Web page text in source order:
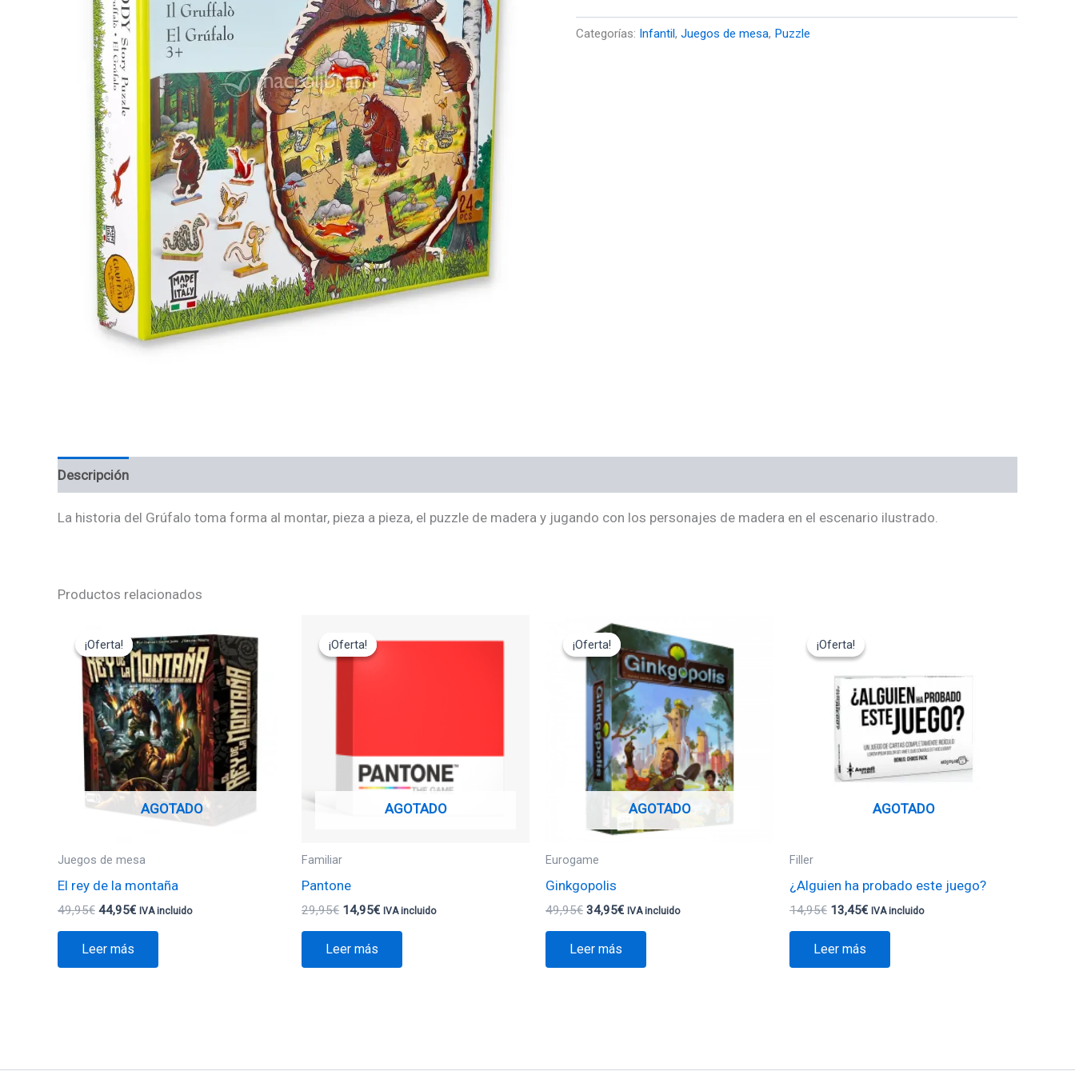
Categorías: Infantil, Juegos de mesa, Puzzle
Descripción
La historia del Grúfalo toma forma al montar, pieza a pieza, el puzzle de madera y jugando con los personajes de madera en el escenario ilustrado.
Productos relacionados
¡Oferta!
AGOTADO
¡Oferta!
Juegos de mesa
El rey de la montaña
49,95€
precio
original
era:
49,95€.
44,95€
precio
actual
es:
44,95€.
IVA incluido
Leer más
¡Oferta!
AGOTADO
¡Oferta!
Familiar
Pantone
29,95€
precio
original
14,95€
precio
IVA incluido
Leer más
¡Oferta!
AGOTADO
¡Oferta!
Eurogame
Ginkgopolis
49,95€
precio
original
era:
49,95€.
34,95€
El
precio
actual
es:
34,95€.
IVA incluido
Leer más
¡Oferta!
AGOTADO
¡Oferta!
Filler
¿Alguien ha probado este juego?
14,95€
precio
original
14,95€.
13,45€
13,45€.
IVA incluido
Leer más